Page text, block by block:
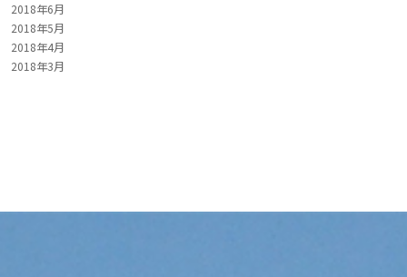
2018年6月
2018年5月
2018年4月
2018年3月